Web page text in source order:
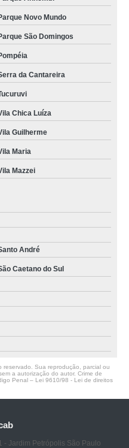
Novo Mundo
São Domingos
da Cantareira
Chica Luíza
Guilherme
Maria
Mazzei
André
Caetano do Sul
Sua reprodução, parcial ou
a autorização do autor. Crime de
Penal – Lei 9610/98 - Lei de direitos
- Jardim Petrópolis São Paulo